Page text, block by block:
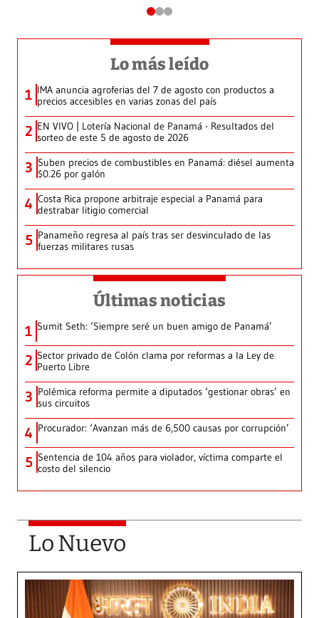
Lo más leído
1 IMA anuncia agroferias del 7 de agosto con productos a
precios accesibles en varias zonas del país
2 EN VIVO | Lotería Nacional de Panamá - Resultados del
sorteo de este 5 de agosto de 2026
3 Suben precios de combustibles en Panamá: diésel aumenta
$0.26 por galón
4 Costa Rica propone arbitraje especial a Panamá para
destrabar litigio comercial
5 Panameño regresa al país tras ser desvinculado de las
fuerzas militares rusas
Últimas noticias
1 Sumit Seth: ‘Siempre seré un buen amigo de Panamá’
2 Sector privado de Colón clama por reformas a la Ley de
Puerto Libre
3 Polémica reforma permite a diputados ‘gestionar obras’ en
sus circuitos
4 Procurador: ‘Avanzan más de 6,500 causas por corrupción’
5 Sentencia de 104 años para violador, víctima comparte el
costo del silencio
Lo Nuevo